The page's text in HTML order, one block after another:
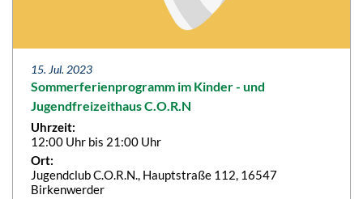
15. Jul. 2023
Sommerferienprogramm im Kinder - und
Jugendfreizeithaus C.O.R.N
Uhrzeit:
12:00 Uhr bis 21:00 Uhr
Ort:
Jugendclub C.O.R.N., Hauptstraße 112, 16547
Birkenwerder